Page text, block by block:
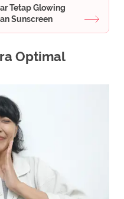
Tetap Glowing
Sunscreen
Optimal